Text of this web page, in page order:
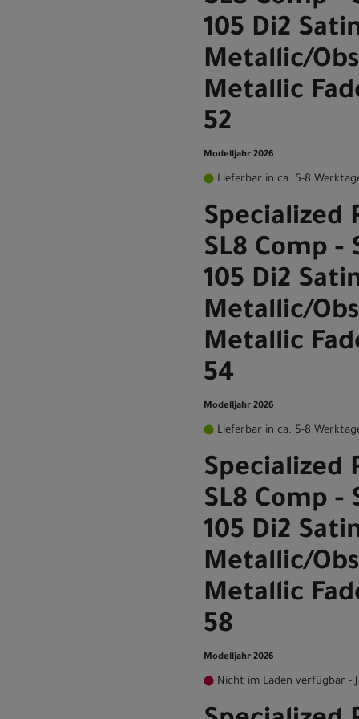
105 Di2
Metallic/
Metallic
52
Modelljahr 2026
Lieferbar in ca. 5-8
Specialized
SL8 Comp -
105 Di2
Metallic/
Metallic
54
Modelljahr 2026
Lieferbar in ca. 5-8
Specialized
SL8 Comp -
105 Di2
Metallic/
Metallic
58
Modelljahr 2026
Nicht im Laden verfügbar -